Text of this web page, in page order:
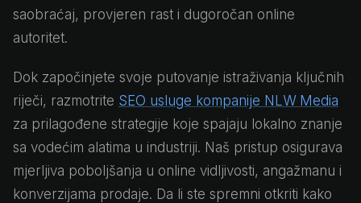
saobraćaj, provjeren rast i dugoročan online
autoritet.
Dok započinjete svoje putovanje istraživanja ključnih
riječi, razmotrite SEO usluge kompanije NLW Media
za prilagođene strategije koje spajaju lokalno znanje
sa vodećim alatima u industriji. Naš pristup osigurava
mjerljiva poboljšanja u online vidljivosti, angažmanu i
konverzijama prodaje. Da li ste spremni otkriti kako